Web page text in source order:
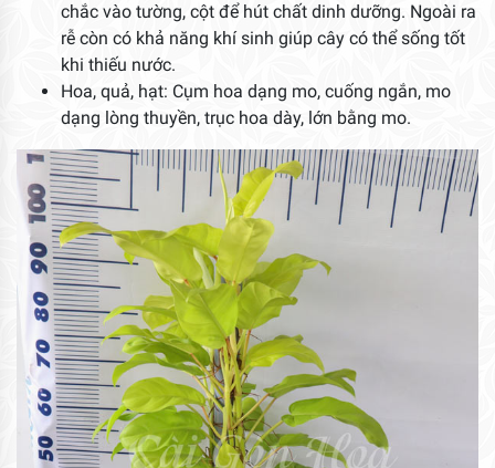
chắc vào tường, cột để hút chất dinh dưỡng. Ngoài ra
rễ còn có khả năng khí sinh giúp cây có thể sống tốt
khi thiếu nước.
Hoa, quả, hạt: Cụm hoa dạng mo, cuống ngắn, mo
dạng lòng thuyền, trục hoa dày, lớn bằng mo.